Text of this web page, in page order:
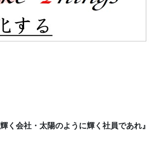
く会社・太陽のように輝く社員であれ』